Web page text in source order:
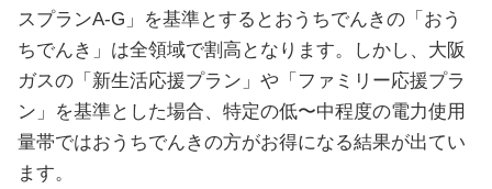
スプランA-G」を基準とするとおうちでんきの「おう
ちでんき」は全領域で割高となります。しかし、大阪
ガスの「新生活応援プラン」や「ファミリー応援プラ
ン」を基準とした場合、特定の低〜中程度の電力使用
量帯ではおうちでんきの方がお得になる結果が出てい
ます。